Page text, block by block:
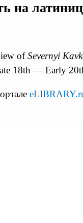
на
ofSevernyi
18th — Early